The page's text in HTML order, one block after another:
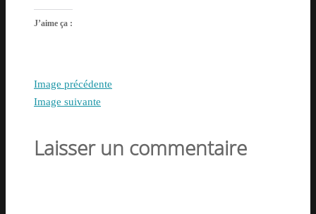
J’aime ça :
Image précédente
Image suivante
Laisser un commentaire